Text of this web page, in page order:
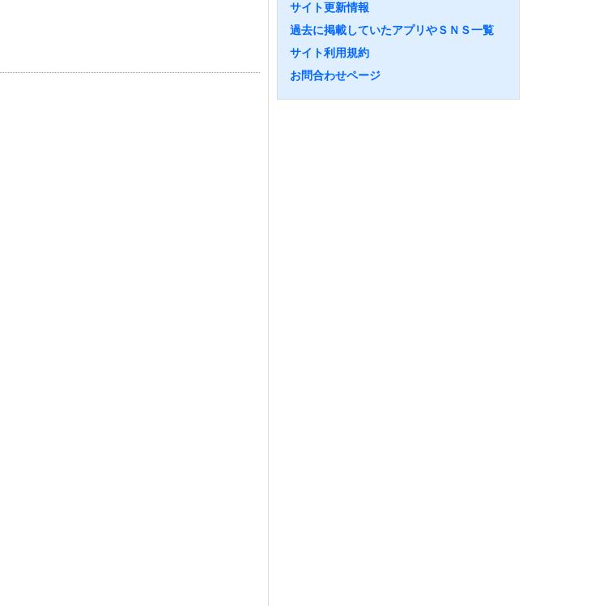
サイト更新情報
過去に掲載していたアプリやＳＮＳ一覧
サイト利用規約
お問合わせページ